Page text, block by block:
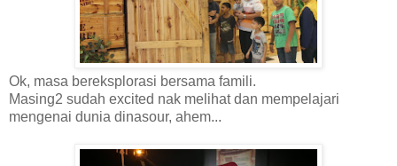
Ok, masa bereksplorasi bersama famili.
Masing2 sudah excited nak melihat dan mempelajari
mengenai dunia dinasour, ahem...